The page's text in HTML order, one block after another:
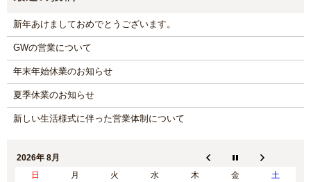
新年あけましておめでとうございます。
GWの営業について
年末年始休業のお知らせ
夏季休業のお知らせ
新しい生活様式に伴った営業体制について
2026年 8月
日
月 火 水 木 金
土